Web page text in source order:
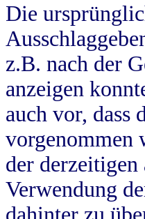
Die
z.B. nach der
anzeigen
auch vor, dass
vorgenommen
der
Verwendung